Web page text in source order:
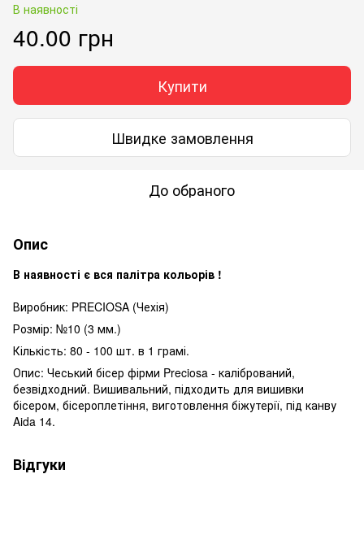
В наявності
40.00 грн
Купити
Швидке замовлення
До обраного
Опис
В наявності є вся палітра кольорів !
Виробник: PRECIOSA (Чехія)
Розмір: №10 (3 мм.)
Кількість: 80 - 100 шт. в 1 грамі.
Опис: Чеський бісер фірми Preciosa - калібрований,
безвідходний. Вишивальний, підходить для вишивки
бісером, бісероплетіння, виготовлення біжутерії, під канву
Aida 14.
Відгуки